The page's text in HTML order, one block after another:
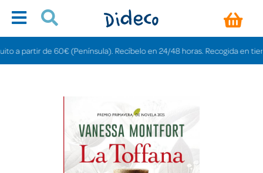
de 60€ (Península). Recíbelo en 24/48 horas. Recogida en tiendas